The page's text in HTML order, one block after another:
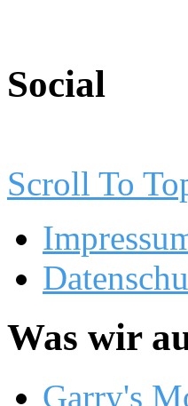
Social
Scroll To
Was wir
Garry's